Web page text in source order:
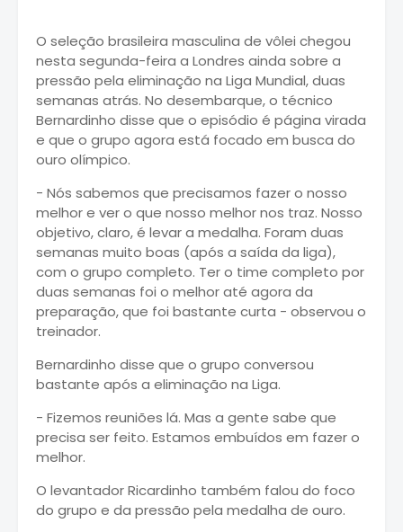
O seleção brasileira masculina de vôlei chegou
nesta segunda-feira a Londres ainda sobre a
pressão pela eliminação na Liga Mundial, duas
semanas atrás. No desembarque, o técnico
Bernardinho disse que o episódio é página virada
e que o grupo agora está focado em busca do
ouro olímpico.
- Nós sabemos que precisamos fazer o nosso
melhor e ver o que nosso melhor nos traz. Nosso
objetivo, claro, é levar a medalha. Foram duas
semanas muito boas (após a saída da liga),
com o grupo completo. Ter o time completo por
duas semanas foi o melhor até agora da
preparação, que foi bastante curta - observou o
treinador.
Bernardinho disse que o grupo conversou
bastante após a eliminação na Liga.
- Fizemos reuniões lá. Mas a gente sabe que
precisa ser feito. Estamos embuídos em fazer o
melhor.
O levantador Ricardinho também falou do foco
do grupo e da pressão pela medalha de ouro.